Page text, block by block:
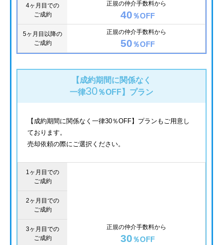
4ヶ月目での
ご成約
正規の仲介手数料から
40 ％OFF
5ヶ月目以降の
ご成約
正規の仲介手数料から
50 ％OFF
【成約期間に関係なく
一律30％OFF】 プラン
【成約期間に関係なく一律30％OFF】プランもご用意し
ております。
売却依頼の際にご選択ください。
1ヶ月目での
ご成約
正規の仲介手数料から
30 ％OFF
2ヶ月目での
ご成約
3ヶ月目での
ご成約